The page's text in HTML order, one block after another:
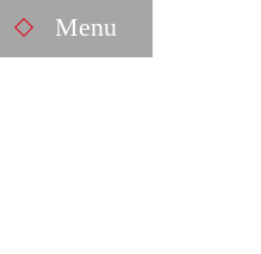
Menu